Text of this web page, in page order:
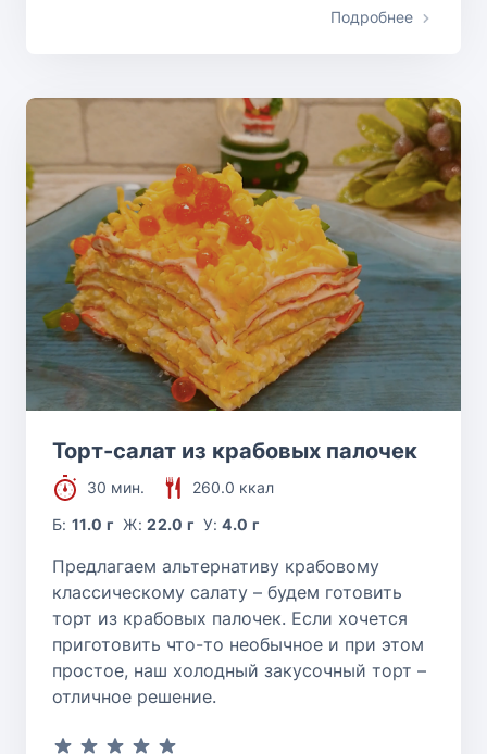
Подробнее
Торт-салат из крабовых палочек
30 мин.
260.0 ккал
Б:11.0 г Ж:22.0 г У:4.0 г
Предлагаем альтернативу крабовому
классическому салату – будем готовить
торт из крабовых палочек. Если хочется
приготовить что-то необычное и при этом
простое, наш холодный закусочный торт –
отличное решение.